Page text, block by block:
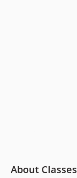
About Classes